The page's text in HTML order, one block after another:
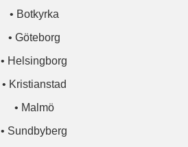
• Botkyrka
• Göteborg
• Helsingborg
• Kristianstad
• Malmö
• Sundbyberg